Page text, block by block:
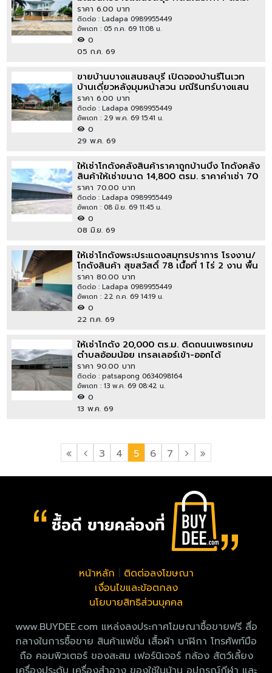
ราคา 6.00 บาท
ติดต่อ : Ladapa 0989955449
อัพเดท : 05 ก.ค. 69 11:08 น.
0
05 ก.ค. 69
ขายบ้านบางแสนชลบุรี เปิดจองบ้านรีโนเวท
บ้านเดี่ยวหลังมุมหน้าสวน มณีรินทร์บางแสน
บ้านเดี่ยว 2 ชั้น 114 ตารางวา 5 ห้องนอน 3
ห้องน้ำ
ราคา 6.00 บาท
ติดต่อ : Ladapa 0989955449
อัพเดท : 29 พ.ค. 69 15:41 น.
0
29 พ.ค. 69
ให้เช่าโกดังคลังสินค้าราคาถูกบ้านบึง โกดังคลัง
สินค้าให้เช่าขนาด 14,800 ตรม. ราคาค่าเช่า 70
บาท/ตรม
ราคา 70.00 บาท
ติดต่อ : Ladapa 0989955449
อัพเดท : 08 มิ.ย. 69 11:45 น.
0
08 มิ.ย. 69
ให้เช่าโกดังพระประแดงสมุทรปราการ โรงงาน/
โกดังสินค้า สุขสวัสดิ์ 78 เนื้อที่ 1 ไร่ 2 งาน พื้น
ทึ่สีม่วง มี ร.ง.4
ราคา 80.00 บาท
ติดต่อ : Ladapa 0989955449
อัพเดท : 22 ก.ค. 69 14:19 น.
0
22 ก.ค. 69
ให้เช่าโกดัง 20,000 ตร.ม. ติดถนนเพชรเกษม
ตำบลอ้อมน้อย เทรลเลอร์เข้า-ออกได้
ราคา 90.00 บาท
ติดต่อ : patsapong 0634098164
อัพเดท : 13 พ.ค. 69 08:42 น.
0
13 พ.ค. 69
3 4 5 6 7
หน้าหลัก
ติดต่อลงโฆษณา
เงื่อนไขและข้อตกลง
นโยบายสิทธิส่วนบุคคล
www.BUYDEE.com แหล่งลงประกาศโฆษณาซื้อขายฟรี สื่อ
กลางในการซื้อขาย สินค้าแฟชั่น เสื้อผ้า นาฬิกา โทรศัพท์มือ
ถือ คอมพิวเตอร์ ของสะสม เฟอร์นิเจอร์ กล้อง สัตว์เลี้ยง